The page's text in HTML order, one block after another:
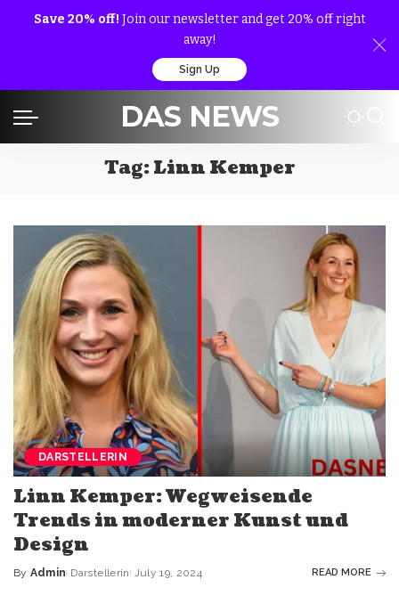
Save 20% off! Join our newsletter and get 20% off right
away!
Sign Up
DAS NEWS
Tag:Linn Kemper
DARSTELLERIN
Linn Kemper: Wegweisende
Trends in moderner Kunst und
Design
By Admin Darstellerin July 19, 2024 READ MORE